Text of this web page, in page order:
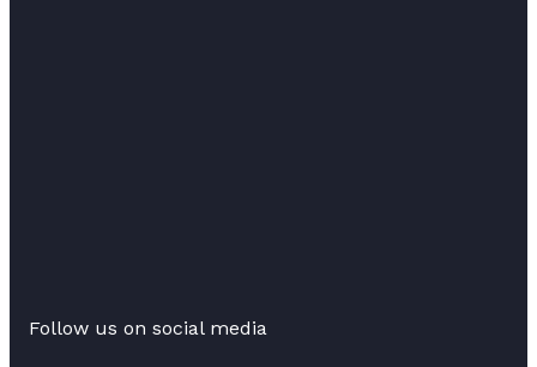
Follow us on social media